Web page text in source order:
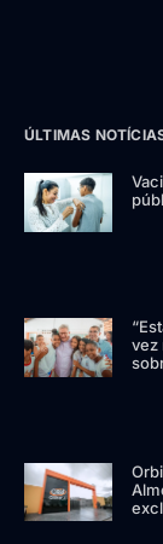
ÚLTIMAS
vez